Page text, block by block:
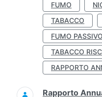
FUMO
TABACCO
FUMO PASSIVO
TABACCO
RAPPORTO
Rapporto